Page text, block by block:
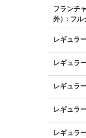
フランチ
外）: フル
レギュラ
レギュラ
レギュラ
レギュラ
レギュラ